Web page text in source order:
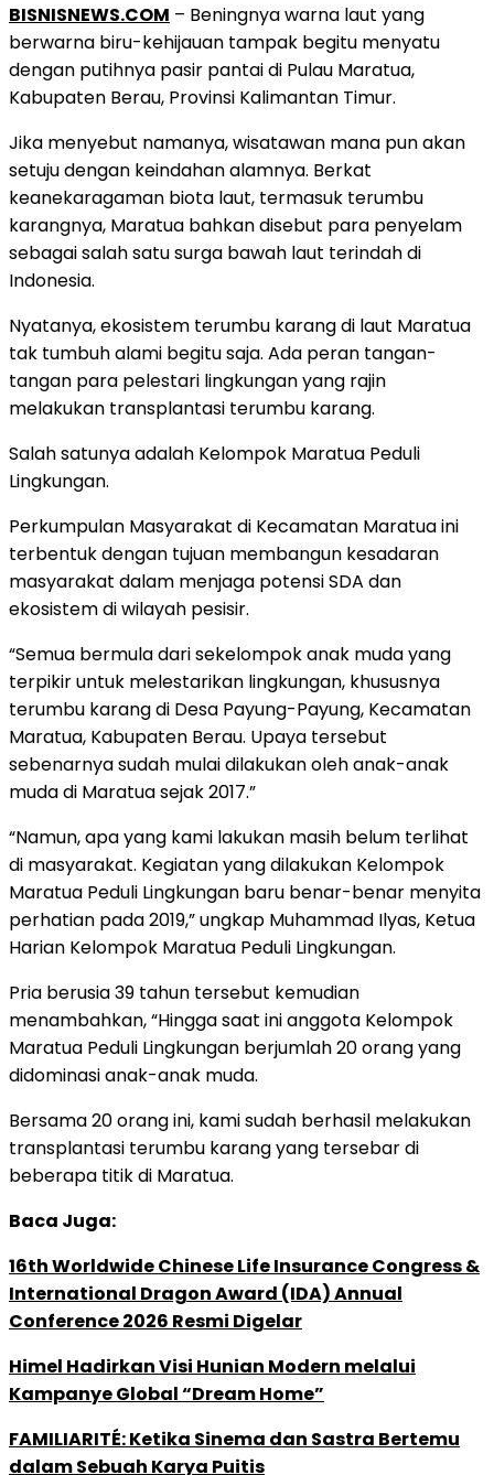
BISNISNEWS.COM – Beningnya warna laut yang
berwarna biru-kehijauan tampak begitu menyatu
dengan putihnya pasir pantai di Pulau Maratua,
Kabupaten Berau, Provinsi Kalimantan Timur.
Jika menyebut namanya, wisatawan mana pun akan
setuju dengan keindahan alamnya. Berkat
keanekaragaman biota laut, termasuk terumbu
karangnya, Maratua bahkan disebut para penyelam
sebagai salah satu surga bawah laut terindah di
Indonesia.
Nyatanya, ekosistem terumbu karang di laut Maratua
tak tumbuh alami begitu saja. Ada peran tangan-
tangan para pelestari lingkungan yang rajin
melakukan transplantasi terumbu karang.
Salah satunya adalah Kelompok Maratua Peduli
Lingkungan.
Perkumpulan Masyarakat di Kecamatan Maratua ini
terbentuk dengan tujuan membangun kesadaran
masyarakat dalam menjaga potensi SDA dan
ekosistem di wilayah pesisir.
“Semua bermula dari sekelompok anak muda yang
terpikir untuk melestarikan lingkungan, khususnya
terumbu karang di Desa Payung-Payung, Kecamatan
Maratua, Kabupaten Berau. Upaya tersebut
sebenarnya sudah mulai dilakukan oleh anak-anak
muda di Maratua sejak 2017.”
“Namun, apa yang kami lakukan masih belum terlihat
di masyarakat. Kegiatan yang dilakukan Kelompok
Maratua Peduli Lingkungan baru benar-benar menyita
perhatian pada 2019,” ungkap Muhammad Ilyas, Ketua
Harian Kelompok Maratua Peduli Lingkungan.
Pria berusia 39 tahun tersebut kemudian
menambahkan, “Hingga saat ini anggota Kelompok
Maratua Peduli Lingkungan berjumlah 20 orang yang
didominasi anak-anak muda.
Bersama 20 orang ini, kami sudah berhasil melakukan
transplantasi terumbu karang yang tersebar di
beberapa titik di Maratua.
Baca Juga:
16th Worldwide Chinese Life Insurance Congress &
International Dragon Award (IDA) Annual
Conference 2026 Resmi Digelar
Himel Hadirkan Visi Hunian Modern melalui
Kampanye Global “Dream Home”
FAMILIARITÉ: Ketika Sinema dan Sastra Bertemu
dalam Sebuah Karya Puitis